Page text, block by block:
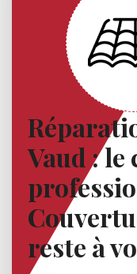
Vaud :
reste à